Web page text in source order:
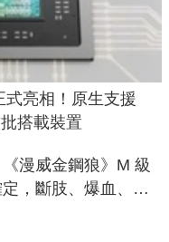
亮相！原生支援
搭載裝置
漫威金鋼狼》M 級
，斷肢、爆血、斬